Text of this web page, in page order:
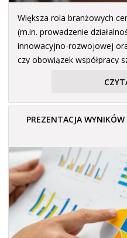
Większa rola branżowych
(m.in. prowadzenie
innowacyjno-rozwojowej
czy obowiązek współpracy
PREZENTACJA